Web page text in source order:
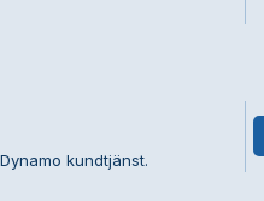
kundtjänst.